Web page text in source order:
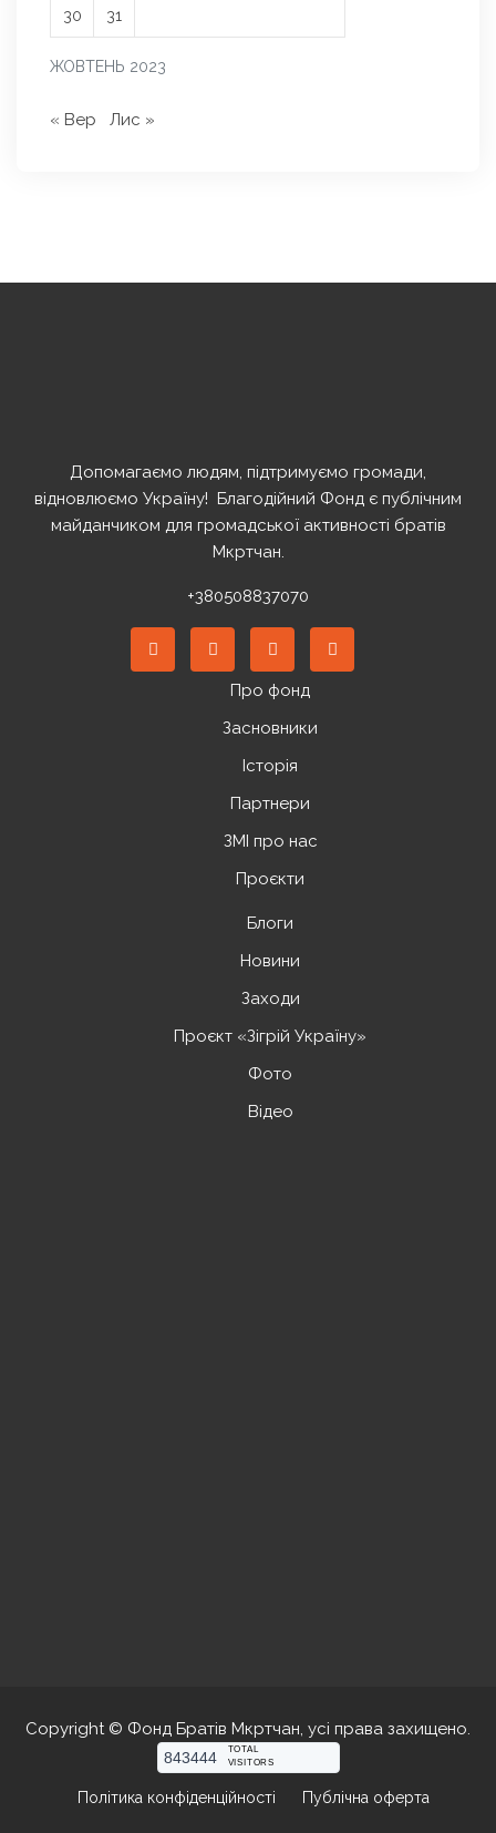
ЖОВТЕНЬ 2023
30 31
« Вер Лис »
Допомагаємо людям, підтримуємо громади,
відновлюємо Україну! ️ Благодійний Фонд є публічним
майданчиком для громадської активності братів
Мкртчан.
+380508837070
Про фонд
Засновники
Історія
Партнери
ЗМІ про нас
Проєкти
Блоги
Новини
Заходи
Проєкт «Зігрій Україну»
Фото
Відео
Copyright © Фонд Братів Мкртчан, усі права захищено.
843444
TOTAL
VISITORS
Політика конфіденційності Публічна оферта